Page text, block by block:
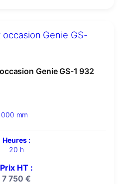
Genie GS-1 932
mm
Heures :
20 h
Prix HT :
7 750 €